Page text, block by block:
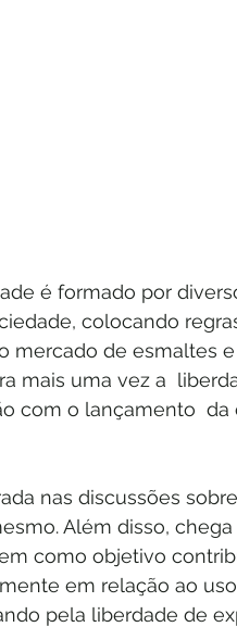
é formado por
colocando
mercado de esmaltes e
mais uma vez a
com o lançamento  da
nas discussões sobre
Além disso, chega
como objetivo
em relação ao
pela liberdade de